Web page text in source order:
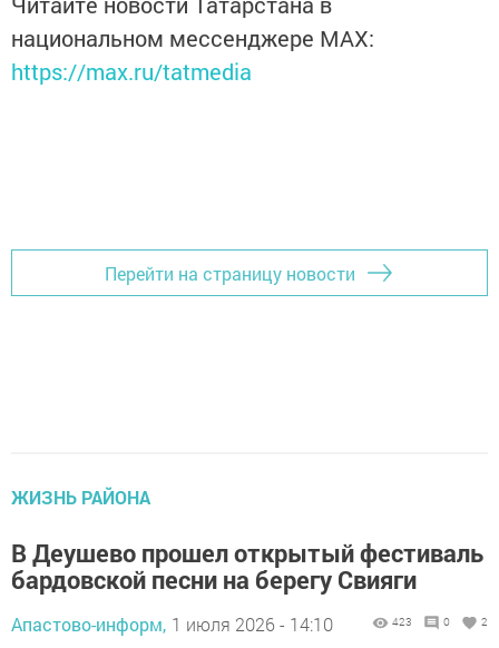
национальном мессенджере MАХ:
https://max.ru/tatmedia
Перейти на страницу новости
ЖИЗНЬ РАЙОНА
В Деушево прошел открытый фестиваль
бардовской песни на берегу Свияги
Апастово-информ, 1 июля 2026 - 14:10 423 0 2